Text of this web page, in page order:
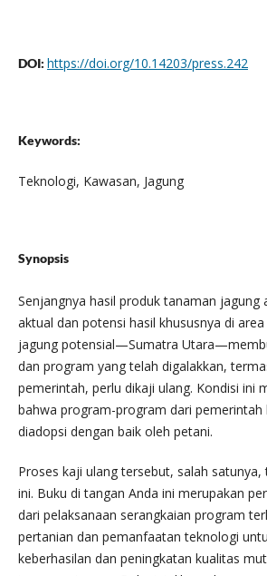
DOI: https://doi.org/10.14203/press.242
Keywords:
Teknologi, Kawasan, Jagung
Synopsis
Senjangnya hasil produk tanaman jagung
aktual dan potensi hasil khususnya di
jagung potensial—Sumatra
dan program yang telah digalakkan,
pemerintah, perlu dikaji ulang. Kondisi ini
bahwa program-program dari pemerintah
diadopsi dengan baik oleh petani.
Proses kaji ulang tersebut, salah
ini. Buku di tangan Anda ini merupakan
dari pelaksanaan serangkaian program
pertanian dan pemanfaatan teknologi
keberhasilan dan peningkatan kualitas